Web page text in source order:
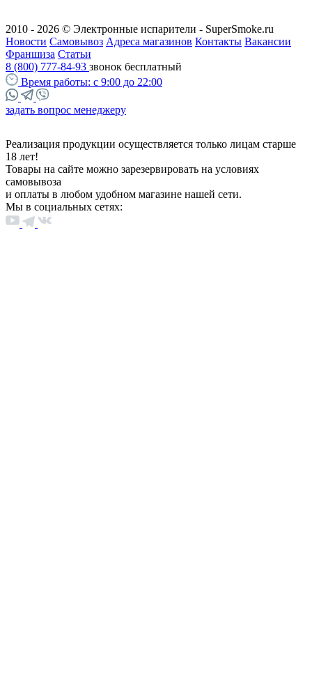
2010 - 2026 © Электронные испарители - SuperSmoke.ru
Новости Самовывоз Адреса магазинов Контакты Вакансии
Франшиза Статьи
8 (800) 777-84-93 звонок бесплатный
Время работы: с 9:00 до 22:00
задать вопрос менеджеру
Реализация продукции осуществляется только лицам старше
18 лет!
Товары на сайте можно зарезервировать на условиях
самовывоза
и оплаты в любом удобном магазине нашей сети.
Мы в социальных сетях: